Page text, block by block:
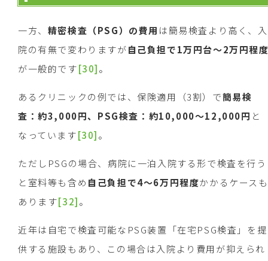
一方、 精密検査（PSG）の費用 は簡易検査より高く、入
院の有無で変わりますが自己負担で1万円台～2万円程
が一般的です[30]。
あるクリニックの例では、保険適用（3割）で簡易検
査：約3,000円、 PSG検査：約10,000～12,000円 と
なっています[30]。
ただしPSGの場合、病院に一泊入院する形で検査を行う
と室料等も含め 自己負担で4～6万円程度かかるケースも
あります[32]。
近年は自宅で検査可能なPSG装置「在宅PSG検査」を提
供する施設もあり、この場合は入院より費用が抑えられ